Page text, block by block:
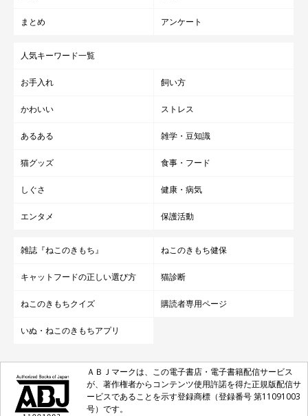
まとめ アンケート
人気キーワード一覧
お手入れ 飼い方
かわいい ストレス
あるある 雑学・豆知識
猫グッズ 食事・フード
しぐさ 健康・病気
エンタメ 保護活動
雑誌『ねこのきもち』 ねこのきもち健保
キャットフードの正しい選び方 猫診断
ねこのきもちクイズ 購読者専用ページ
いぬ・ねこのきもちアプリ
ＡＢＪマークは、この電子書店・電子書籍配信サービス
が、著作権者からコンテンツ使用許諾を得た正規版配信サ
ービスであることを示す登録商標（登録番号 第11091003
号）です。